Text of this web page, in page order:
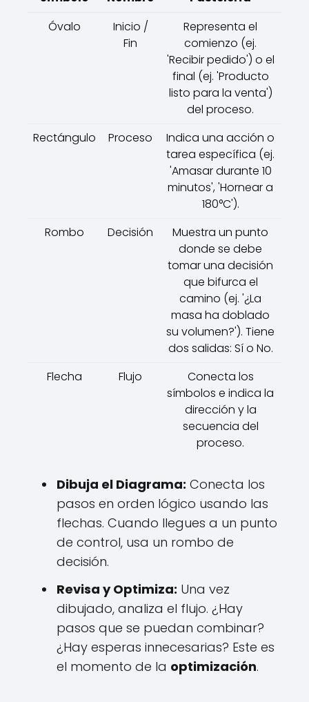
Óvalo
Inicio /
Fin
Representa el
comienzo (ej.
'Recibir pedido') o el
final (ej. 'Producto
listo para la venta')
del proceso.
Rectángulo
Proceso
Indica una acción o
tarea específica (ej.
'Amasar durante 10
minutos', 'Hornear a
180°C').
Rombo
Decisión
Muestra un punto
donde se debe
tomar una decisión
que bifurca el
camino (ej. '¿La
masa ha doblado
su volumen?'). Tiene
dos salidas: Sí o No.
Flecha
Flujo
Conecta los
símbolos e indica la
dirección y la
secuencia del
proceso.
Dibuja el Diagrama: Conecta los
pasos en orden lógico usando las
flechas. Cuando llegues a un punto
de control, usa un rombo de
decisión.
Revisa y Optimiza: Una vez
dibujado, analiza el flujo. ¿Hay
pasos que se puedan combinar?
¿Hay esperas innecesarias? Este es
el momento de la optimización.